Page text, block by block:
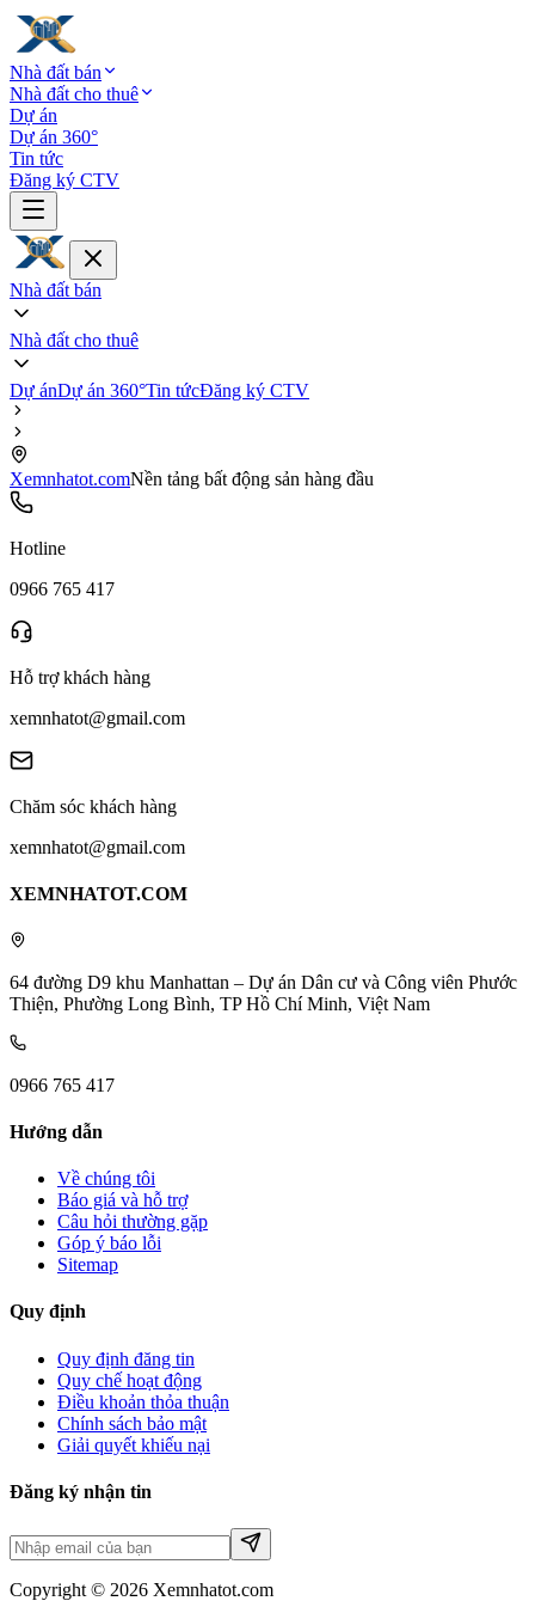
Nhà đất bán
Nhà đất cho thuê
Dự án
Dự án 360°
Tin tức
Đăng ký CTV
Nhà đất bán
Nhà đất cho thuê
Dự ánDự án 360°Tin tứcĐăng ký CTV
Xemnhatot.comNền tảng bất động sản hàng đầu
Hotline
0966 765 417
Hỗ trợ khách hàng
xemnhatot@gmail.com
Chăm sóc khách hàng
xemnhatot@gmail.com
XEMNHATOT.COM
64 đường D9 khu Manhattan – Dự án Dân cư và Công viên Phước
Thiện, Phường Long Bình, TP Hồ Chí Minh, Việt Nam
0966 765 417
Hướng dẫn
Về chúng tôi
Báo giá và hỗ trợ
Câu hỏi thường gặp
Góp ý báo lỗi
Sitemap
Quy định
Quy định đăng tin
Quy chế hoạt động
Điều khoản thỏa thuận
Chính sách bảo mật
Giải quyết khiếu nại
Đăng ký nhận tin
Copyright © 2026 Xemnhatot.com